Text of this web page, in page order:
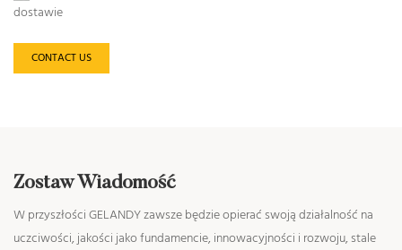
dostawie
CONTACT US
Zostaw Wiadomość
W przyszłości GELANDY zawsze będzie opierać swoją działalność na
uczciwości, jakości jako fundamencie, innowacyjności i rozwoju, stale